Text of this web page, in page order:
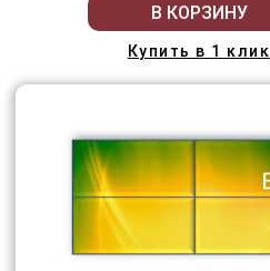
В КОРЗИНУ
Купить в 1 клик